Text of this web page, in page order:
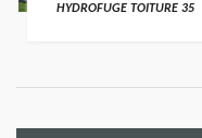
HYDROFUGE TOITURE 35